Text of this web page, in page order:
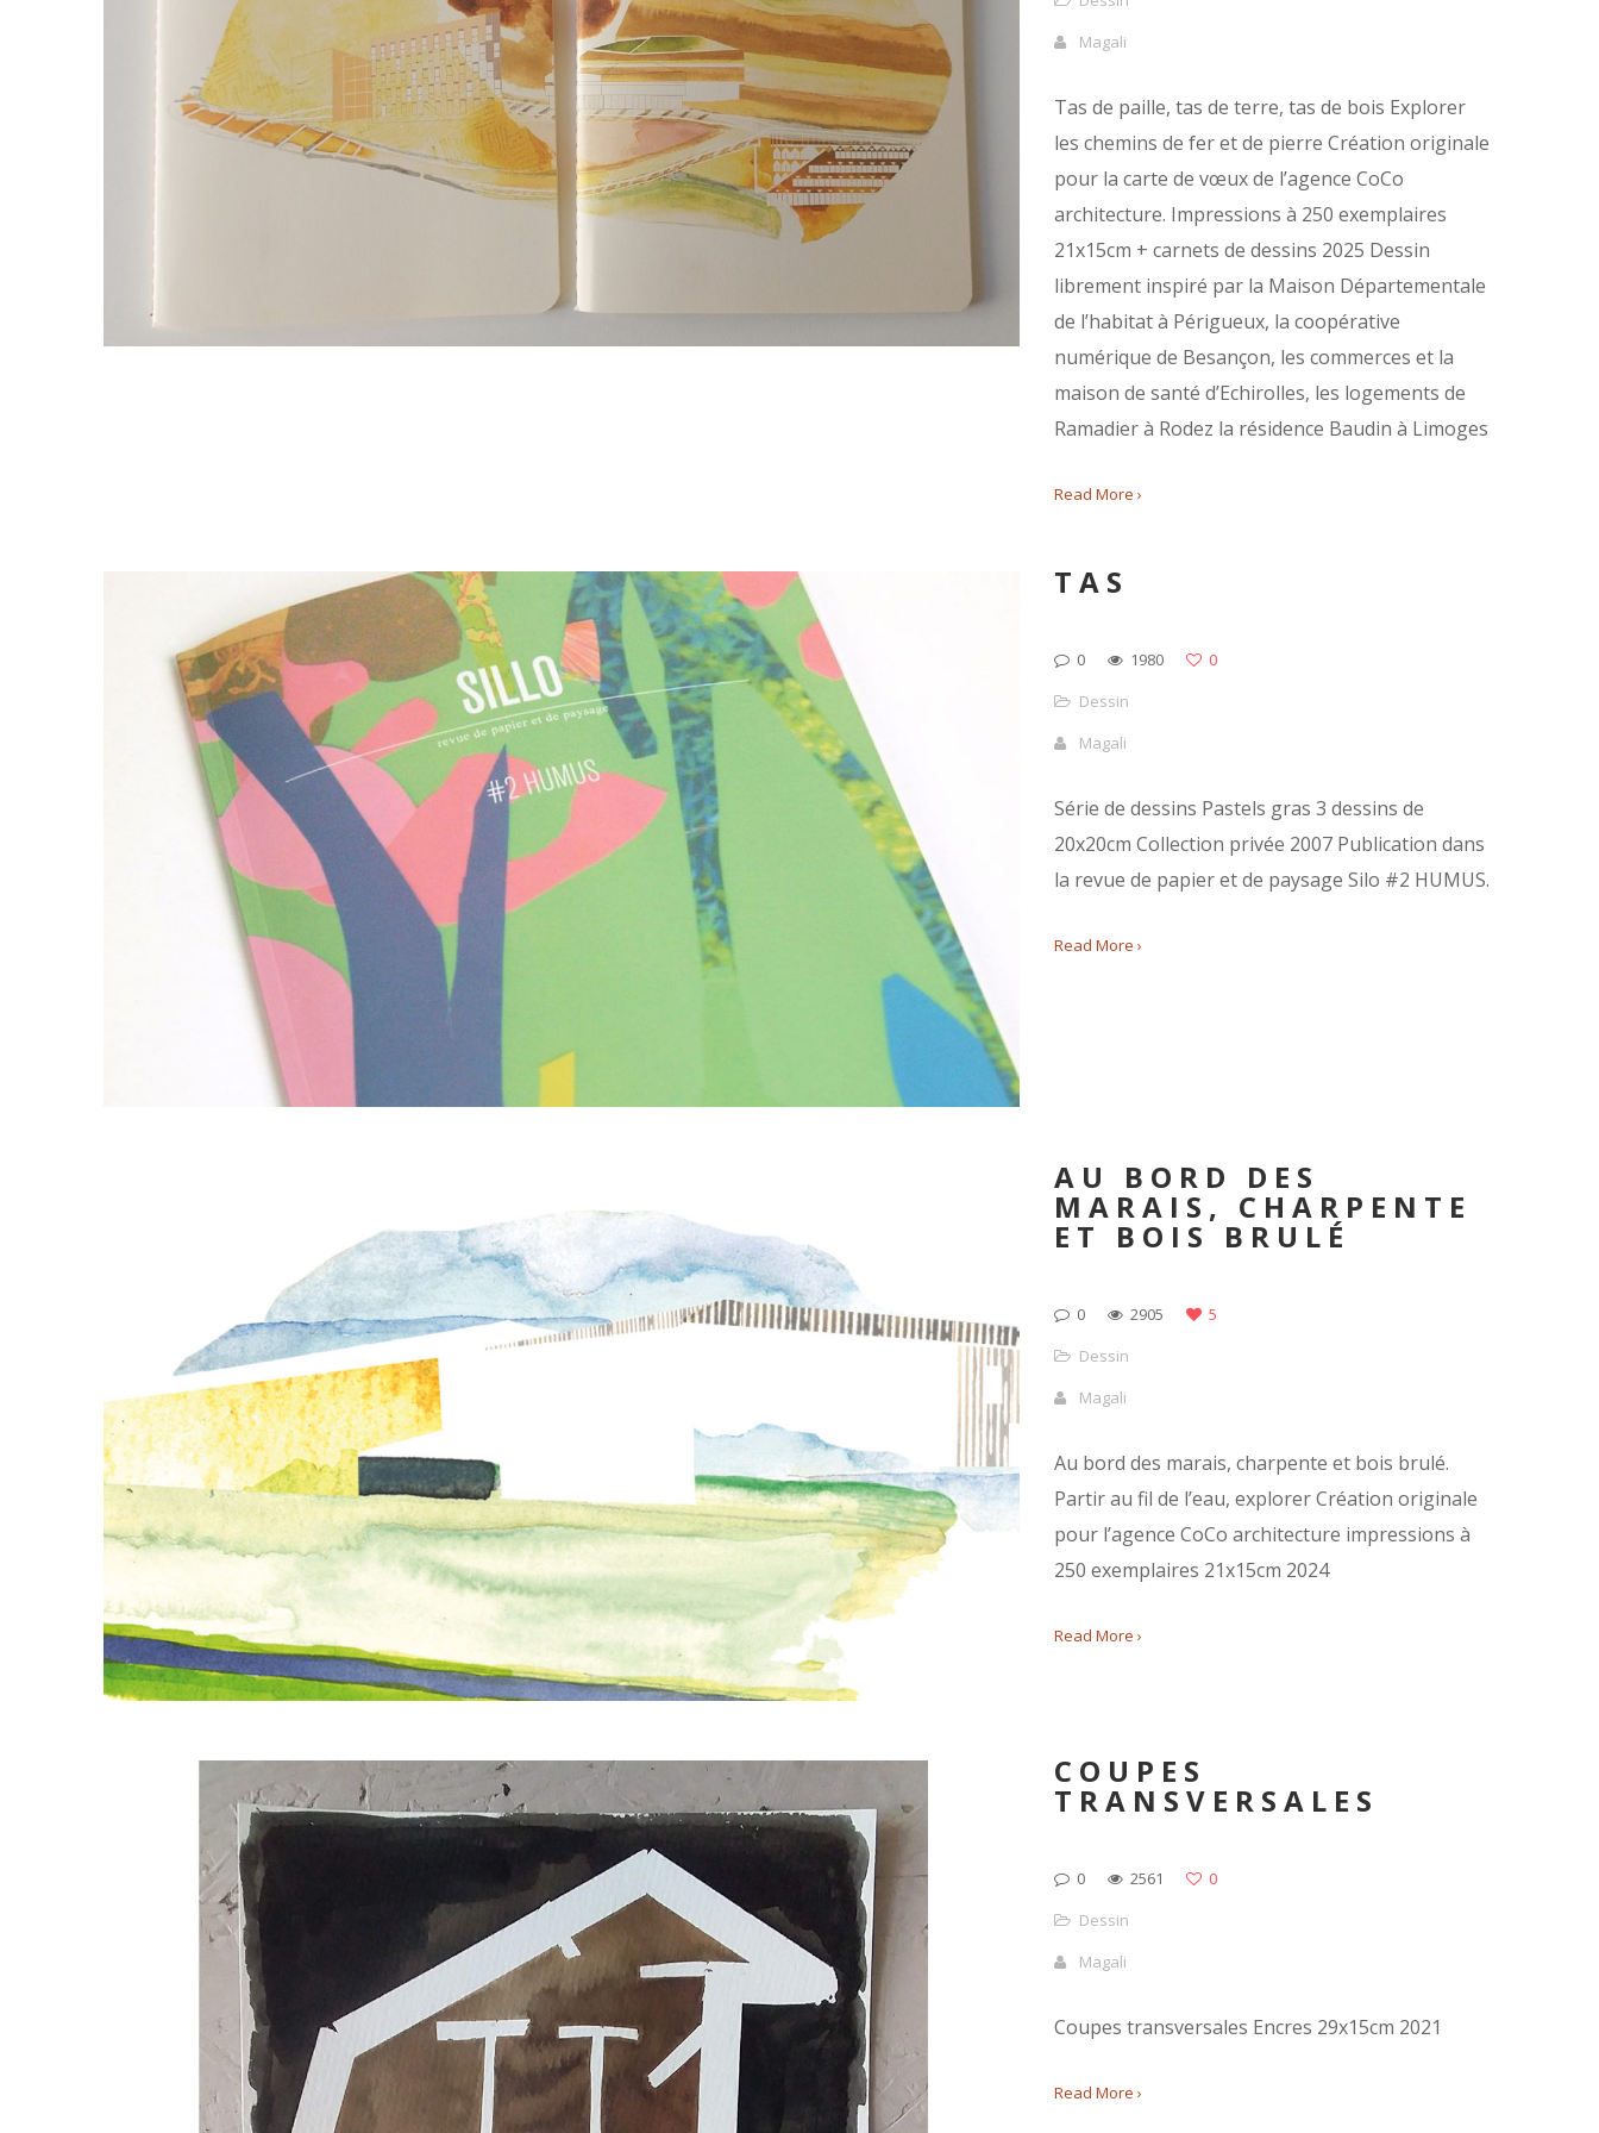
Magali
Tas de paille, tas de terre, tas de bois Explorer
les chemins de fer et de pierre Création originale
pour la carte de vœux de l’agence CoCo
architecture. Impressions à 250 exemplaires
21x15cm + carnets de dessins 2025 Dessin
librement inspiré par la Maison Départementale
de l’habitat à Périgueux, la coopérative
numérique de Besançon, les commerces et la
maison de santé d’Echirolles, les logements de
Ramadier à Rodez la résidence Baudin à Limoges
Read More ›
TAS
0 1980
0
Dessin
Magali
Série de dessins Pastels gras 3 dessins de
20x20cm Collection privée 2007 Publication dans
la revue de papier et de paysage Silo #2 HUMUS.
Read More ›
AU BORD DES
MARAIS, CHARPENTE
ET BOIS BRULÉ
0 2905
5
Dessin
Magali
Au bord des marais, charpente et bois brulé.
Partir au fil de l’eau, explorer Création originale
pour l’agence CoCo architecture impressions à
250 exemplaires 21x15cm 2024
Read More ›
COUPES
TRANSVERSALES
0 2561
0
Dessin
Magali
Coupes transversales Encres 29x15cm 2021
Read More ›